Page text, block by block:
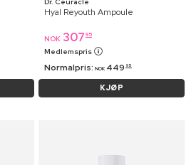
Hyal Reyouth Ampoule
NOK 307 95
Medlemspris
Normalpris: NOK 449 95
KJØP